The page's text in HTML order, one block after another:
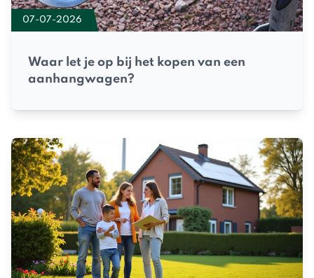
07-07-2026
Waar let je op bij het kopen van een
aanhangwagen?